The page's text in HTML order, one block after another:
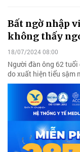
Bất ngờ nhập
không thấy
18/07/2024 08:00
Người đàn ông 62 tuổi
do xuất hiện tiểu sậm